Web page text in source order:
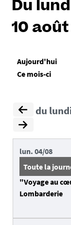
Du
10
Aujourd'hui
Ce mois-ci
du
lun. 04/08
Toute la
"Voyage au
Lombarderie